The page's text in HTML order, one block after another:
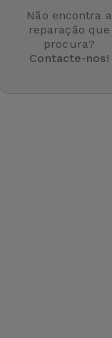
Não encontra a
reparação que
procura?
Contacte-nos!